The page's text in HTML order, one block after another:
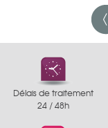
Délais de traitement
24 / 48h